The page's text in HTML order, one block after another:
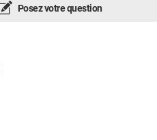
Posez votre question